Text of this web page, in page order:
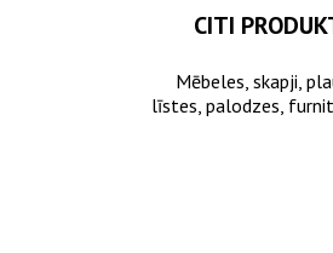
CITI
Mēbeles, skapji,
līstes, palodzes,